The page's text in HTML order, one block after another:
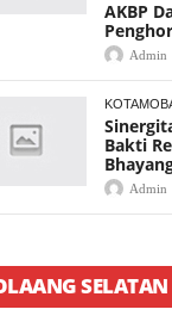
AKBP
Admin
Bakti
Admin
SELATAN